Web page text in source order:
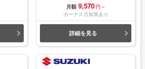
月額 9,570 円～
ボーナス月加算あり
詳細を見る